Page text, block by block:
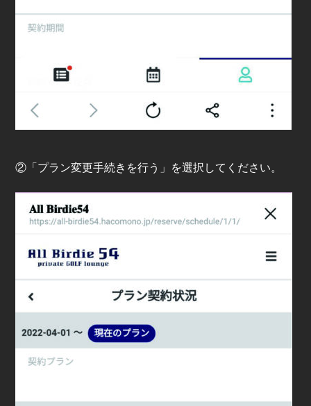
②「プラン変更手続きを行う」を選択してください。